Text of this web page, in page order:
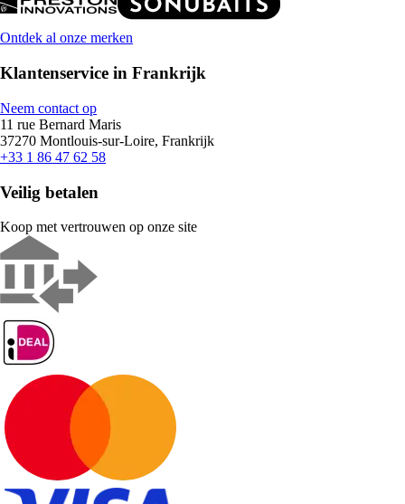
Ontdek al onze merken
Klantenservice in Frankrijk
Neem contact op
11 rue Bernard Maris
37270 Montlouis-sur-Loire, Frankrijk
+33 1 86 47 62 58
Veilig betalen
Koop met vertrouwen op onze site